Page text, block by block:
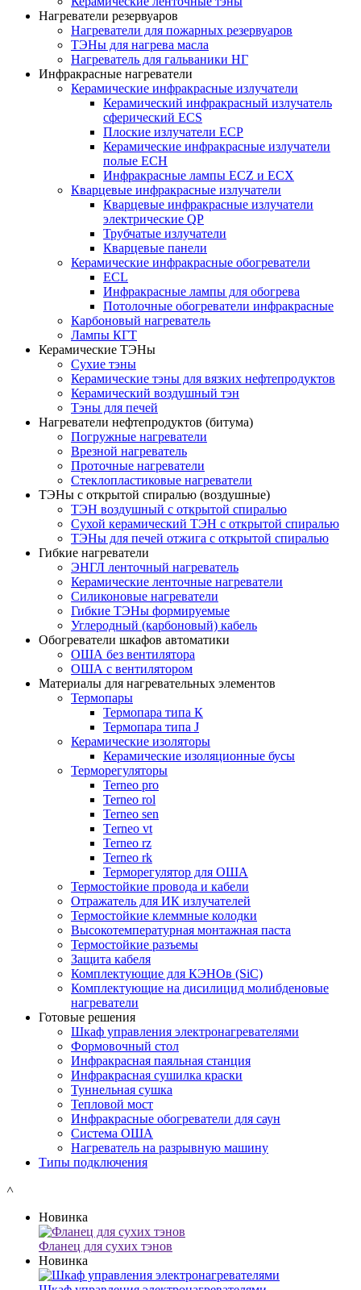
Нагреватели резервуаров
Нагреватели для пожарных резервуаров
ТЭНы для нагрева масла
Нагреватель для гальваники НГ
Инфракрасные нагреватели
Керамические инфракрасные излучатели
Керамический инфракрасный излучатель
сферический ECS
Плоские излучатели ECP
Керамические инфракрасные излучатели
полые ECH
Инфракрасные лампы ECZ и ECX
Кварцевые инфракрасные излучатели
Кварцевые инфракрасные излучатели
электрические QP
Трубчатые излучатели
Кварцевые панели
Керамические инфракрасные обогреватели
ECL
Инфракрасные лампы для обогрева
Потолочные обогреватели инфракрасные
Карбоновый нагреватель
Лампы КГТ
Керамические ТЭНы
Сухие тэны
Керамические тэны для вязких нефтепродуктов
Керамический воздушный тэн
Тэны для печей
Нагреватели нефтепродуктов (битума)
Погружные нагреватели
Врезной нагреватель
Проточные нагреватели
Стеклопластиковые нагреватели
ТЭНы с открытой спиралью (воздушные)
ТЭН воздушный с открытой спиралью
Сухой керамический ТЭН с открытой спиралью
ТЭНы для печей отжига с открытой спиралью
Гибкие нагреватели
ЭНГЛ ленточный нагреватель
Керамические ленточные нагреватели
Силиконовые нагреватели
Гибкие ТЭНы формируемые
Углеродный (карбоновый) кабель
Обогреватели шкафов автоматики
ОША без вентилятора
ОША с вентилятором
Материалы для нагревательных элементов
Термопары
Термопара типа К
Термопара типа J
Керамические изоляторы
Керамические изоляционные бусы
Терморегуляторы
Terneo pro
Terneo rol
Terneo sen
Тerneo vt
Terneo rz
Terneo rk
Терморегулятор для ОША
Термостойкие провода и кабели
Отражатель для ИК излучателей
Термостойкие клеммные колодки
Высокотемпературная монтажная паста
Термостойкие разъемы
Защита кабеля
Комплектующие для КЭНОв (SiC)
Комплектующие на дисилицид молибденовые
нагреватели
Готовые решения
Шкаф управления электронагревателями
Формовочный стол
Инфракрасная паяльная станция
Инфракрасная сушилка краски
Туннельная сушка
Тепловой мост
Инфракрасные обогреватели для саун
Система ОША
Нагреватель на разрывную машину
Типы подключения
˄
Новинка
Фланец для сухих тэнов
Новинка